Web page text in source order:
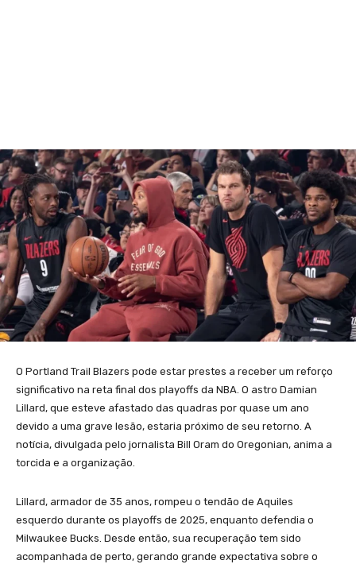
O Portland Trail Blazers pode estar prestes a receber um reforço
significativo na reta final dos playoffs da NBA. O astro Damian
Lillard, que esteve afastado das quadras por quase um ano
devido a uma grave lesão, estaria próximo de seu retorno. A
notícia, divulgada pelo jornalista Bill Oram do Oregonian, anima a
torcida e a organização.
Lillard, armador de 35 anos, rompeu o tendão de Aquiles
esquerdo durante os playoffs de 2025, enquanto defendia o
Milwaukee Bucks. Desde então, sua recuperação tem sido
acompanhada de perto, gerando grande expectativa sobre o